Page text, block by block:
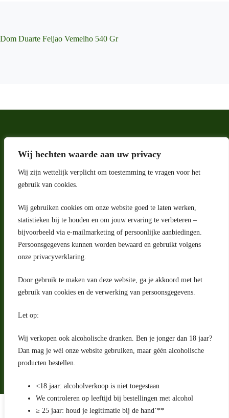
Wij hechten waarde aan uw privacy
Wij zijn wettelijk verplicht om toestemming te vragen voor het
gebruik van cookies.
Wij gebruiken cookies om onze website goed te laten werken,
statistieken bij te houden en om jouw ervaring te verbeteren –
bijvoorbeeld via e-mailmarketing of persoonlijke aanbiedingen.
Persoonsgegevens kunnen worden bewaard en gebruikt volgens
onze privacyverklaring.
Door gebruik te maken van deze website, ga je akkoord met het
gebruik van cookies en de verwerking van persoonsgegevens.
Let op:
Wij verkopen ook alcoholische dranken. Ben je jonger dan 18 jaar?
Dan mag je wél onze website gebruiken, maar géén alcoholische
producten bestellen.
<18 jaar: alcoholverkoop is niet toegestaan
We controleren op leeftijd bij bestellingen met alcohol
≥ 25 jaar: houd je legitimatie bij de hand’**
Dom Duarte Feijao Vemelho 540 Gr
Adres
Riga 4 E
2993 LW Barendrecht
Nederland
Contact
klantenservice@portugeseproducten.nl
Facebook
Herroepingsrecht
Bij bezorging van alcoholhoudende dranken voert de bezorger
Algemene voorwaarden